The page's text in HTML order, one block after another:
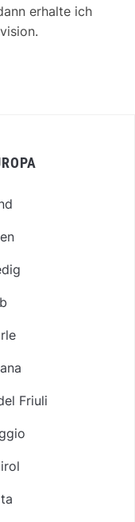
erhalte ich
Friuli